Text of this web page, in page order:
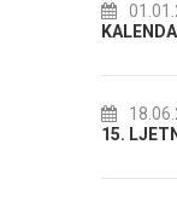
-
DOGAĐANJA
-
ČARI